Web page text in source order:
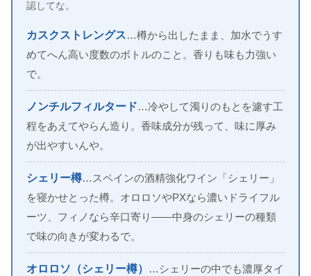
認してな。
カスクストレングス…樽から出したまま、加水でうす
めてへん高い度数のボトルのこと。香りも味も力強い
で。
ノンチルフィルタード…冷やして濁りのもとを濾す工
程をあえてやらん造り。香味成分が残って、味に厚み
が出やすいんや。
シェリー樽…スペインの酒精強化ワイン「シェリー」
を寝かせとった樽。オロロソやPXなら濃いドライフル
ーツ、フィノなら辛口寄り——中身のシェリーの種類
で味の向きが変わるで。
オロロソ（シェリー樽）
…シェリーの中でも濃厚タイ